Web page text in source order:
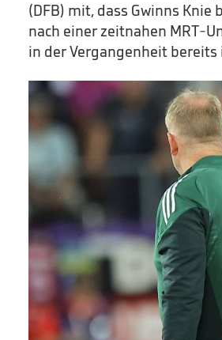
(DFB) mit, dass Gwinns Knie
nach einer zeitnahen MRT-
in der Vergangenheit